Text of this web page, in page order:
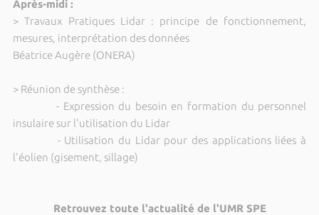
Après-midi :
> Travaux Pratiques Lidar : principe de fonctionnement,
mesures, interprétation des données
Béatrice Augère (ONERA)
> Réunion de synthèse :
- Expression du besoin en formation du personnel
insulaire sur l'utilisation du Lidar
- Utilisation du Lidar pour des applications liées à
l'éolien (gisement, sillage)
Retrouvez toute l'actualité de l'UMR SPE